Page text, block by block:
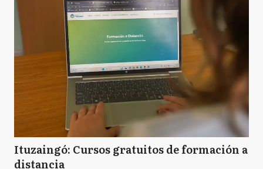
Ituzaingó: Cursos gratuitos de formación a
distancia